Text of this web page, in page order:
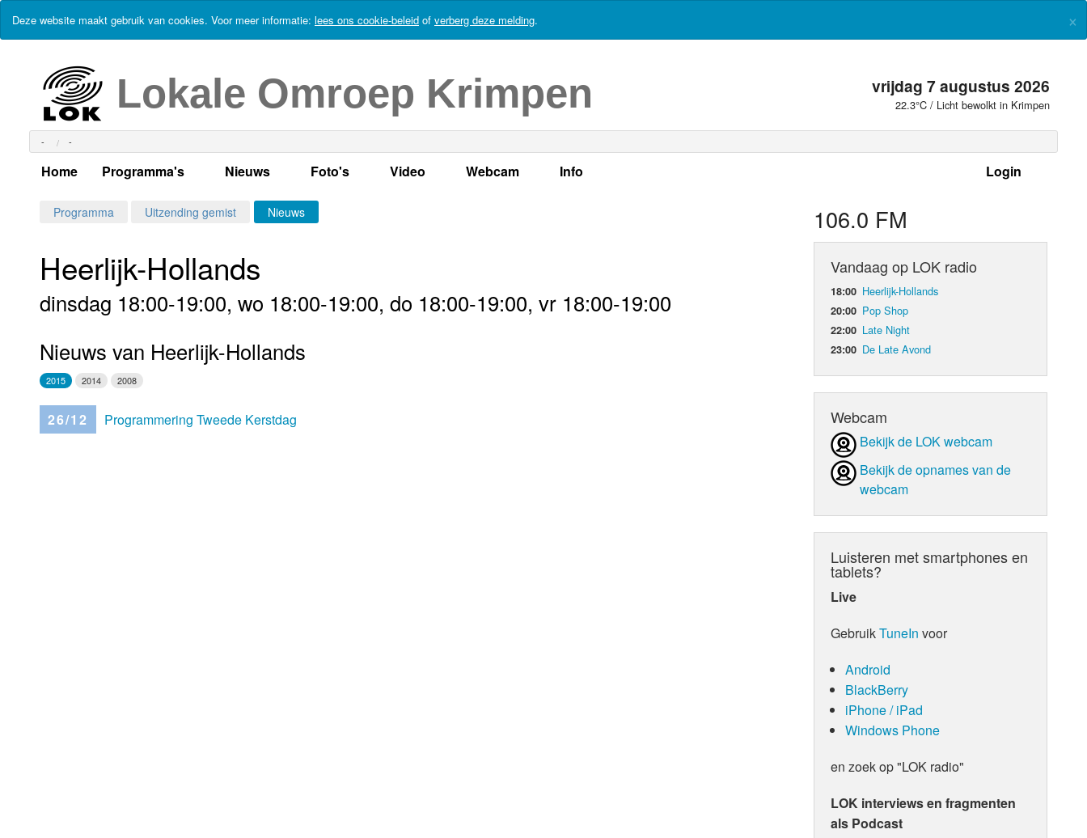
Deze website maakt gebruik van cookies. Voor meer informatie: lees ons cookie-beleid of verberg deze melding. ×
Lokale Omroep Krimpen vrijdag 7 augustus 2026
22.3°C / Licht bewolkt in Krimpen
- -
Login
Home Programma's
Alle dagen
Per dag
Maandag
Dinsdag
Woensdag
Vrijdag
Alle programma's
Uitzending gemist?
Luister LOK Live
LOK schijf
Nieuws
Actueel Lokaal Nieuws
Kabelkrant
Columns
RSS feed
Foto's
Smoelenboek
Video Webcam Info
Programma Uitzending gemist Nieuws
Heerlijk-Hollands
dinsdag 18:00-19:00, wo 18:00-19:00, do 18:00-19:00, vr 18:00-19:00
Nieuws van Heerlijk-Hollands
2015 2014 2008
26/12 Programmering Tweede Kerstdag
106.0 FM
Vandaag op LOK radio
18:00 Heerlijk-Hollands
20:00 Pop Shop
22:00 Late Night
23:00 De Late Avond
Webcam
Bekijk de LOK webcam
Bekijk de opnames van de
webcam
Luisteren met smartphones en
tablets?
Live
GebruikTuneIn voor
Android
BlackBerry
iPhone / iPad
Windows Phone
en zoek op "LOK radio"
LOK interviews en fragmenten
als Podcast